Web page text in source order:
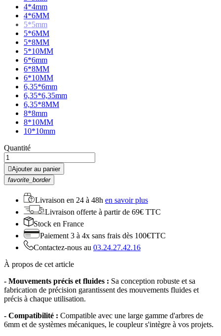
4*4mm
4*6MM
5*5mm
5*6MM
5*8MM
5*10MM
6*6mm
6*8MM
6*10MM
6,35*6mm
6,35*6,35mm
6,35*8MM
8*8mm
8*10MM
10*10mm
Quantité
Ajouter au panier
favorite_border
Livraison en 24 à 48h en savoir plus
Livraison offerte à partir de 69€ TTC
Stock en France
Paiement 3 à 4x sans frais dès 100€TTC
Contactez-nous au 03.24.27.42.16
À propos de cet article
- Mouvements précis et fluides : Sa conception robuste et sa
fabrication de précision garantissent des mouvements fluides et
précis à chaque utilisation.
- Compatibilité : Compatible avec une large gamme d'arbres de
6mm et de systèmes mécaniques, le coupleur s'intègre à vos projets.